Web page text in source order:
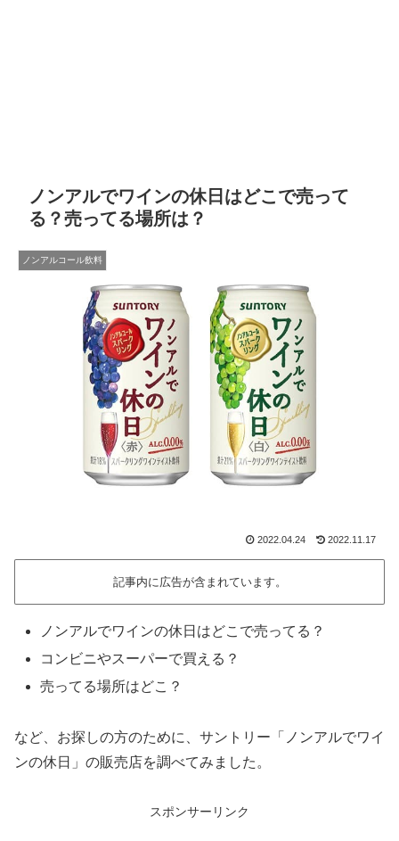
ノンアルでワインの休日はどこで売って
る？売ってる場所は？
ノンアルコール飲料
2022.04.24 2022.11.17
記事内に広告が含まれています。
ノンアルでワインの休日はどこで売ってる？
コンビニやスーパーで買える？
売ってる場所はどこ？
など、お探しの方のために、サントリー「ノンアルでワイ
ンの休日」の販売店を調べてみました。
スポンサーリンク